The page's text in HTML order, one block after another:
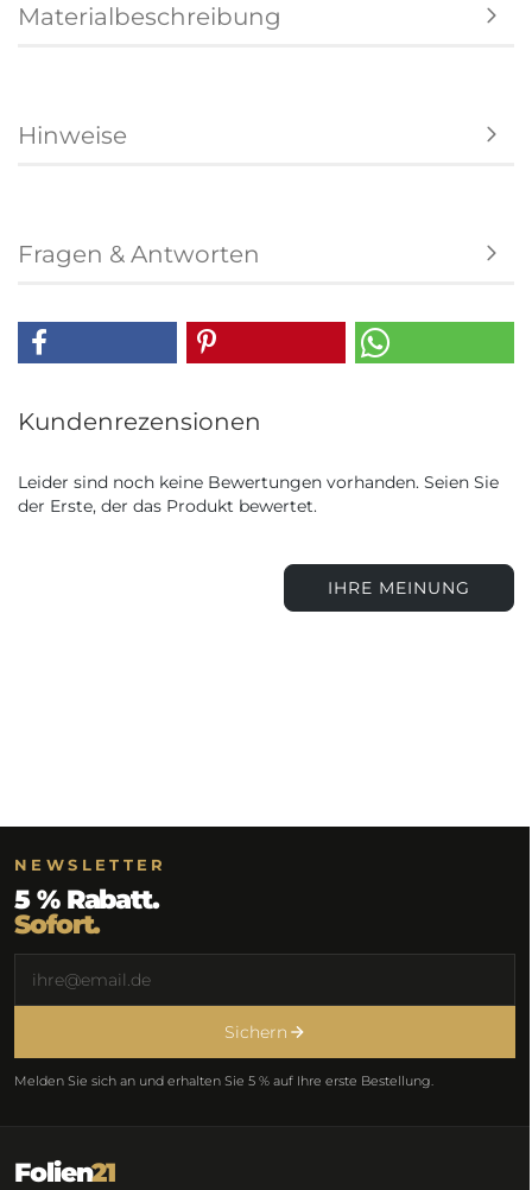
Materialbeschreibung
Hinweise
Fragen & Antworten
Kundenrezensionen
Leider sind noch keine Bewertungen vorhanden. Seien Sie
der Erste, der das Produkt bewertet.
IHRE MEINUNG
NEWSLETTER
5 % Rabatt.
Sofort.
Sichern
Melden Sie sich an und erhalten Sie 5 % auf Ihre erste Bestellung.
Folien21